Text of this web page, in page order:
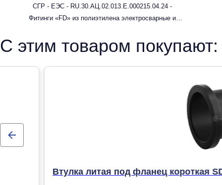
СГР - ЕЭС - RU.30.АЦ.02.013.Е.000215.04.24 -
Фитинги «FD» из полиэтилена электросварные и
С этим товаром покупают:
Втулка литая под фланец короткая